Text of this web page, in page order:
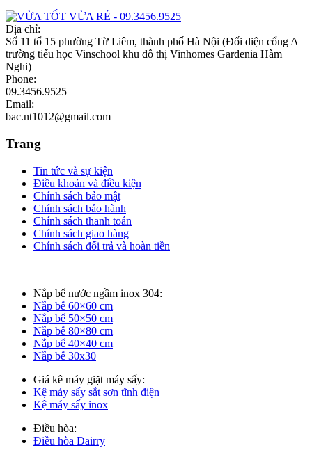
Địa chỉ:
Số 11 tổ 15 phường Từ Liêm, thành phố Hà Nội (Đối diện cổng A
trường tiểu học Vinschool khu đô thị Vinhomes Gardenia Hàm
Nghi)
Phone:
09.3456.9525
Email:
bac.nt1012@gmail.com
Trang
Tin tức và sự kiện
Điều khoản và điều kiện
Chính sách bảo mật
Chính sách bảo hành
Chính sách thanh toán
Chính sách giao hàng
Chính sách đổi trả và hoàn tiền
Nắp bể nước ngầm inox 304:
Nắp bể 60×60 cm
Nắp bể 50×50 cm
Nắp bể 80×80 cm
Nắp bể 40×40 cm
Nắp bể 30x30
Giá kê máy giặt máy sấy:
Kệ máy sấy sắt sơn tĩnh điện
Kệ máy sấy inox
Điều hòa:
Điều hòa Dairry